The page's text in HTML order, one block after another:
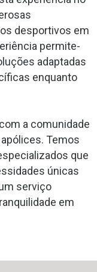
desportivos em
permite-
adaptadas
enquanto
a comunidade
Temos
que
únicas
serviço
em